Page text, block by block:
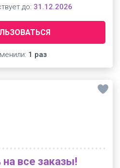
1 раз
до: 31.12.2026
все заказы!